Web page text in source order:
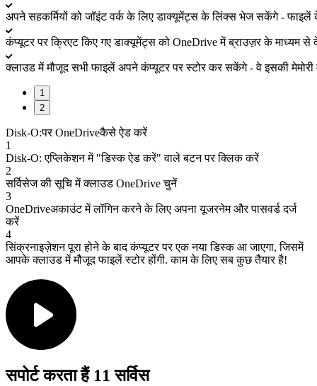
अपने सहकर्मियों को जॉइंट वर्क के लिए डाक्यूमेंट्स के लिंक्स भेज सकेंगे - फाइलें
कंप्यूटर पर क्रिएट किए गए डाक्यूमेंट्स को OneDrive में ब्राउज़र के माध्यम
क्लाउड में मौजूद सभी फाइलें अपने कंप्यूटर पर स्टोर कर सकेंगे - वे इसकी मेमोरी
1
2
Disk-O:परOneDriveकैसे ऐड करें
1
Disk-О: एप्लिकेशन में "डिस्क ऐड करें" वाले बटन पर क्लिक करें
2
सर्विसेज की सूचि मेंक्लाउड OneDriveचुनें
3
OneDriveअकाउंट मेंलॉगिन करने के लिए अपना यूजरनेम और पासवर्ड दर्ज
करें
4
सिंक्रनाइज़ेशन पूरा होने के बाद कंप्यूटर पर एक नया डिस्क आ जाएगा, जिसमें
आपके क्लाउड में मौजूद फाइलें स्टोर होंगी. काम के लिए सब कुछ तैयार है!
सपोर्ट करता हैं 11 सर्विस